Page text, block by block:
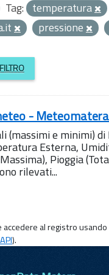
Tag: temperatura
pressione
- Meteomatera
(massimi e minimi) di
Esterna,
Pioggia
rilevati...
al registro usando
).